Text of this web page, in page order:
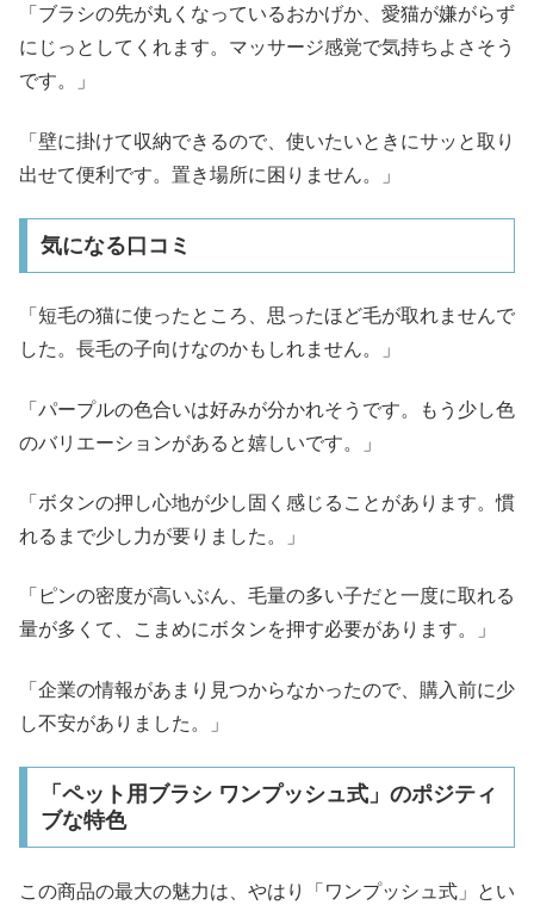
「ブラシの先が丸くなっているおかげか、愛猫が嫌がらず
にじっとしてくれます。マッサージ感覚で気持ちよさそう
です。」
「壁に掛けて収納できるので、使いたいときにサッと取り
出せて便利です。置き場所に困りません。」
気になる口コミ
「短毛の猫に使ったところ、思ったほど毛が取れませんで
した。長毛の子向けなのかもしれません。」
「パープルの色合いは好みが分かれそうです。もう少し色
のバリエーションがあると嬉しいです。」
「ボタンの押し心地が少し固く感じることがあります。慣
れるまで少し力が要りました。」
「ピンの密度が高いぶん、毛量の多い子だと一度に取れる
量が多くて、こまめにボタンを押す必要があります。」
「企業の情報があまり見つからなかったので、購入前に少
し不安がありました。」
「ペット用ブラシ ワンプッシュ式」のポジティ
ブな特色
この商品の最大の魅力は、やはり「ワンプッシュ式」とい